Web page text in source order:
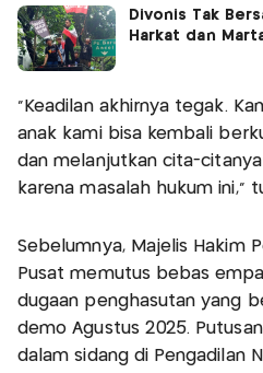
Divonis Tak
Harkat dan
"Keadilan akhirnya tegak.
anak kami bisa kembali
dan melanjutkan cita-
karena masalah hukum ini,"
Sebelumnya, Majelis Hakim
Pusat memutus bebas
dugaan penghasutan yang
demo Agustus 2025.
dalam sidang di Pengadilan